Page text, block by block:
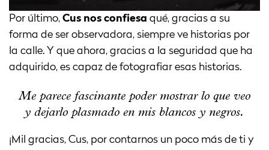
Por último, Cus nos confiesa qué, gracias a su
forma de ser observadora, siempre ve historias por
la calle. Y que ahora, gracias a la seguridad que ha
adquirido, es capaz de fotografiar esas historias.
Me parece fascinante poder mostrar lo que veo
y dejarlo plasmado en mis blancos y negros.
¡Mil gracias, Cus, por contarnos un poco más de ti y